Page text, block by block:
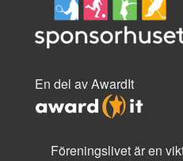
En del av AwardIt
Föreningslivet är en